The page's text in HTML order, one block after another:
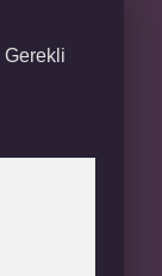
Gerekli